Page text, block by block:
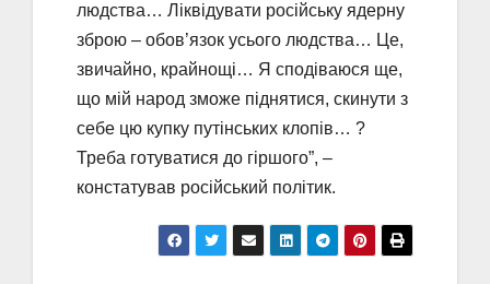
людства… Ліквідувати російську ядерну
зброю – обов’язок усього людства… Це,
звичайно, крайнощі… Я сподіваюся ще,
що мій народ зможе піднятися, скинути з
себе цю купку путінських клопів… ?
Треба готуватися до гіршого”, –
констатував російський політик.